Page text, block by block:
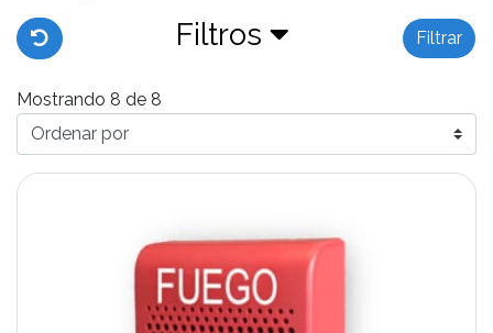
Filtros Filtrar
Mostrando 8 de 8